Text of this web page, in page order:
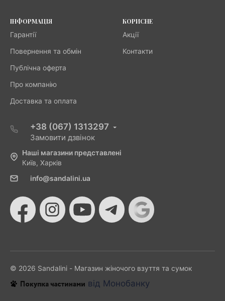
ІНФОРМАЦІЯ
Гарантії
Повернення та обмін
Публічна оферта
Про компанію
Доставка та оплата
КОРИСНЕ
Акції
Контакти
+38 (067) 1313297
Замовити дзвінок
Наші магазини представлені
Київ, Харків
info@sandalini.ua
© 2026 Sandalini - Магазин жіночого взуття та сумок
від Монобанку